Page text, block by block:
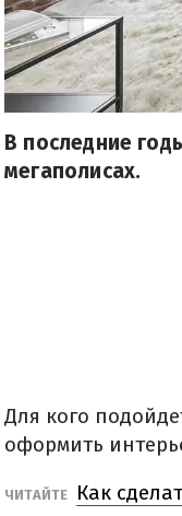
В последние
мегаполисах.
Для кого
оформить
ЧИТАЙТЕ Как